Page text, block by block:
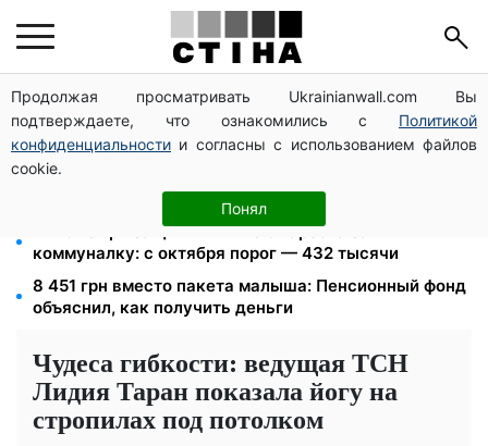
Продолжая просматривать Ukrainianwall.com Вы
подтверждаете, что ознакомились с Политикой
конфиденциальности и согласны с использованием файлов
cookie.
Понял
Пенсия по инвалидности III группы с сентября: от
2595 до 10 625 грн — кто сколько получит
10 заявок — и МСЦ МВД приедет в громаду: обмен
прав, регистрация авто и международное
172 940 грн защитят жилье от ареста за
коммуналку: с октября порог — 432 тысячи
8 451 грн вместо пакета малыша: Пенсионный фонд
объяснил, как получить деньги
Чудеса гибкости: ведущая ТСН
Лидия Таран показала йогу на
стропилах под потолком